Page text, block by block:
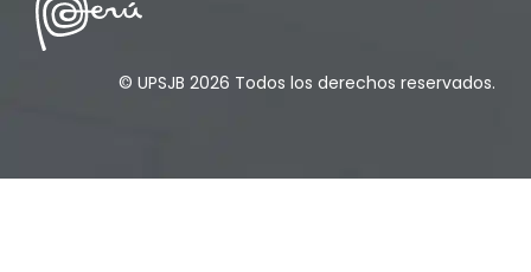
© UPSJB 2026 Todos los derechos reservados.